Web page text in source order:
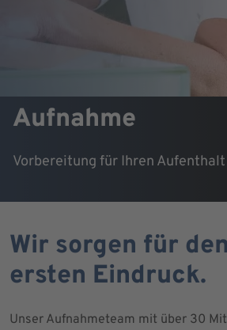
Aufnahme
Vorbereitung für Ihren Aufenthalt
Wir sorgen für
ersten Eindruck.
Unser Aufnahmeteam mit über 30